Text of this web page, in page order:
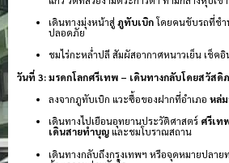
เดินทางมุ่งหน้าสู่ ภูทับเบิกโดยคนขับรถที่ชำ
ปลอดภัย
ชมไร่กะหล่ำปลี สัมผัสอากาศหนาวเย็น เช็
วันที่ 3: มรดกโลกศรีเทพ – เดินทางกลับโดยสวัสดิ
ลงจากภูทับเบิก แวะซื้อของฝากที่อำเภอ หล่
เดินทางไปเยือนอุทยานประวัติศาสตร์ ศรีเท
เดินสายทำบุญและชมโบราณสถาน
เดินทางกลับถึงกรุงเทพฯ หรือจุดหมายปลา